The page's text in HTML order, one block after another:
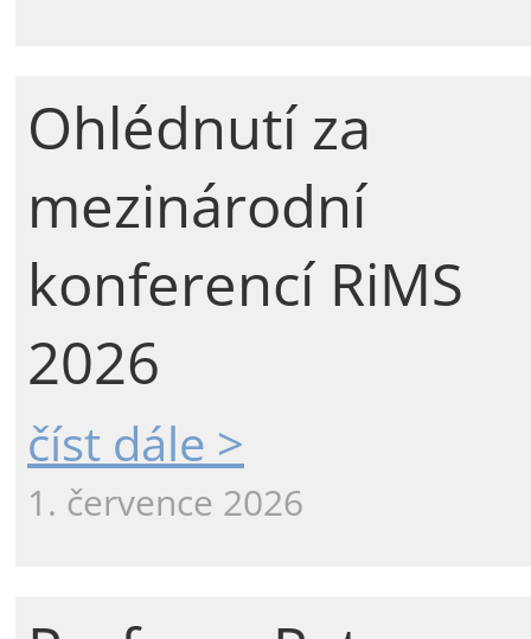
Ohlédnutí za
mezinárodní
konferencí RiMS
2026
číst dále >
1. července 2026